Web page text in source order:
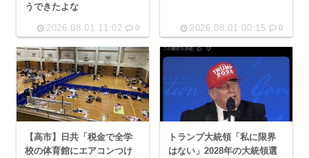
うできたよな
2026.08.01 11:02 0 2026.08.01 00:15 0
【高市】日共「税金で全学
校の体育館にエアコンつけ
トランプ大統領「私に限界
はない」2028年の大統領選